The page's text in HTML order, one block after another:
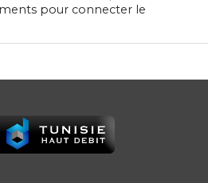
pour connecter le